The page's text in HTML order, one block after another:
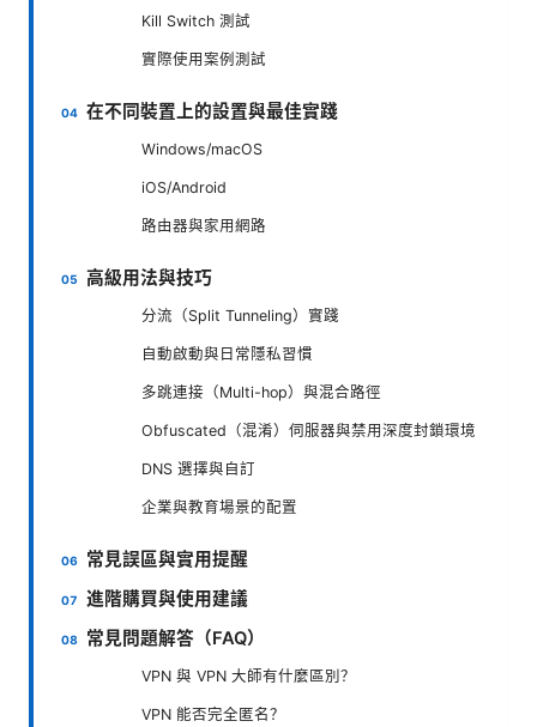
Kill Switch 測試
實際使用案例測試
在不同裝置上的設置與最佳實踐
Windows/macOS
iOS/Android
路由器與家用網路
高級用法與技巧
分流（Split Tunneling）實踐
自動啟動與日常隱私習慣
多跳連接（Multi-hop）與混合路徑
Obfuscated（混淆）伺服器與禁用深度封鎖環境
DNS 選擇與自訂
企業與教育場景的配置
常見誤區與實用提醒
進階購買與使用建議
常見問題解答（FAQ）
VPN 與 VPN 大師有什麼區別？
VPN 能否完全匿名？